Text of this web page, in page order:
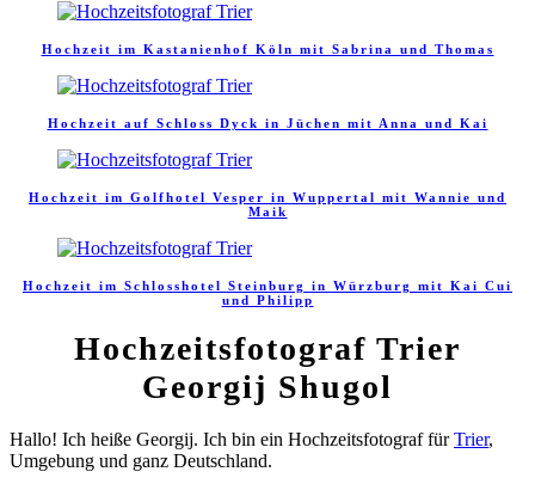
Hochzeit im Kastanienhof Köln mit Sabrina und Thomas
Hochzeit auf Schloss Dyck in Jüchen mit Anna und Kai
Hochzeit im Golfhotel Vesper in Wuppertal mit Wannie und
Maik
Hochzeit im Schlosshotel Steinburg in Würzburg mit Kai Cui
und Philipp
Hochzeitsfotograf Trier
Georgij Shugol
Hallo! Ich heiße Georgij. Ich bin ein Hochzeitsfotograf fürTrier,
Umgebung und ganz Deutschland.